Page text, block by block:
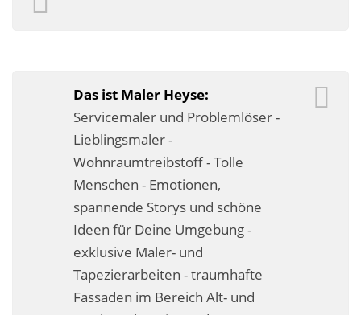
Der gesunde Raum
Echtmetalloptik
Fassadensanierung
Fugenlos
Kalkkind-Fachbetrieb – Sumpfkalk-Oberflächen
Malerarbeiten
Das ist Maler Heyse:
Servicemaler und Problemlöser -
Lieblingsmaler -
Wohnraumtreibstoff - Tolle
Menschen - Emotionen,
spannende Storys und schöne
Ideen für Deine Umgebung -
exklusive Maler- und
Tapezierarbeiten - traumhafte
Fassaden im Bereich Alt- und